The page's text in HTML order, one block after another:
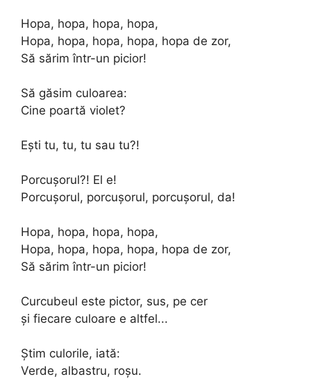
Hopa, hopa, hopa, hopa,
Hopa, hopa, hopa, hopa, hopa de zor,
Să sărim într-un picior!
Să găsim culoarea:
Cine poartă violet?
Ești tu, tu, tu sau tu?!
Porcușorul?! El e!
Porcușorul, porcușorul, porcușorul, da!
Hopa, hopa, hopa, hopa,
Hopa, hopa, hopa, hopa, hopa de zor,
Să sărim într-un picior!
Curcubeul este pictor, sus, pe cer
și fiecare culoare e altfel...
Știm culorile, iată:
Verde, albastru, roșu.